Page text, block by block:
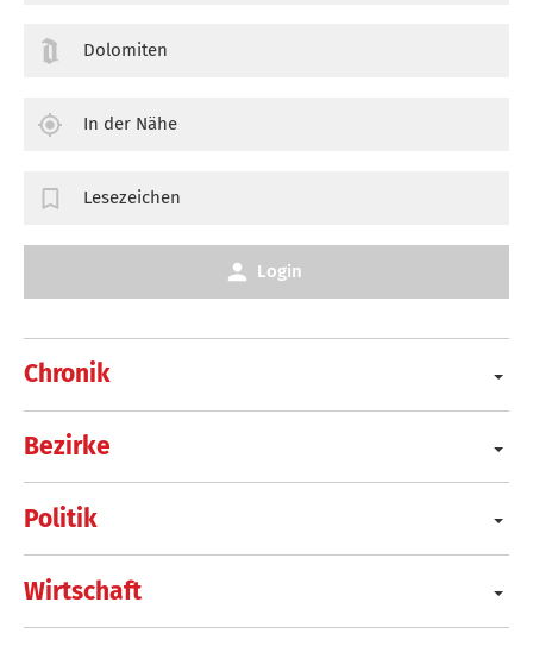
Chronik
Bezirke
Politik
Wirtschaft
Dolomiten
In der Nähe
Lesezeichen
Login